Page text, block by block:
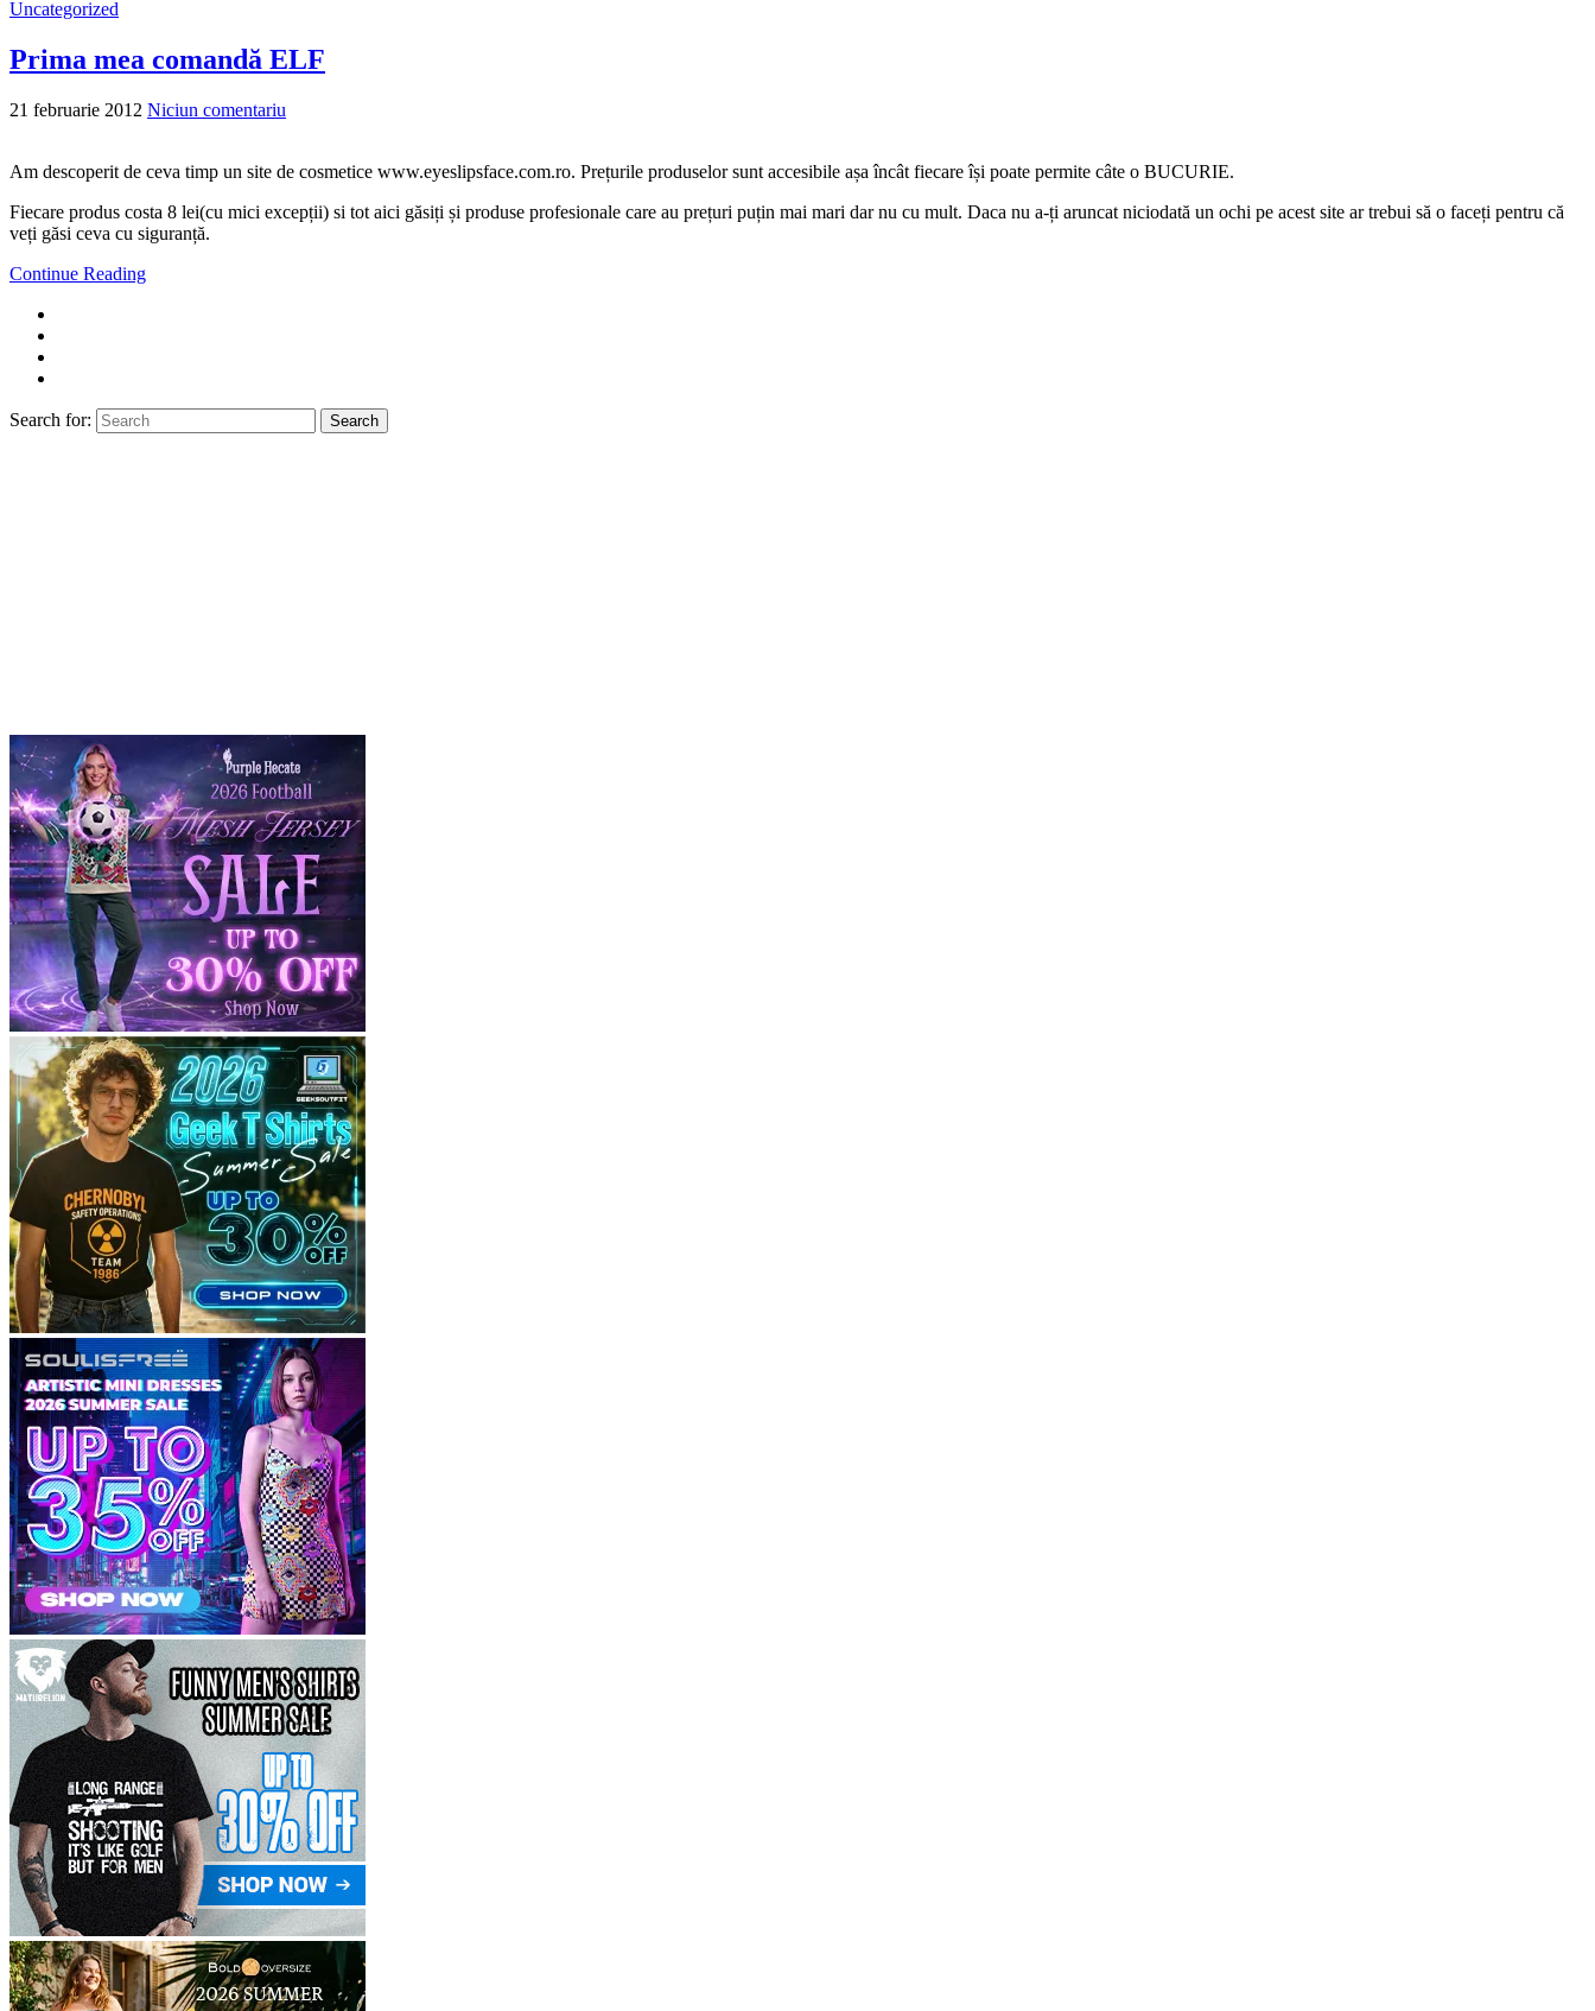
Uncategorized
Prima mea comandă ELF
21 februarie 2012 Niciun comentariu
Am descoperit de ceva timp un site de cosmetice www.eyeslipsface.com.ro. Prețurile produselor sunt accesibile așa încât fiecare își poate permite câte o BUCURIE.
Fiecare produs costa 8 lei(cu mici excepții) si tot aici găsiți și produse profesionale care au prețuri puțin mai mari dar nu cu mult. Daca nu a-ți aruncat niciodată un ochi pe acest site ar trebui să o faceți pentru că
veți găsi ceva cu siguranță.
Continue Reading
Search for: Search